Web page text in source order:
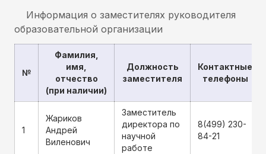
Информация о заместителях руководителя
образовательной организации
№
Фамилия,
имя,
отчество
(при наличии)
Должность
заместителя
Контактные
телефоны
1
Жариков
Андрей
Виленович
Заместитель
директора по
научной
работе
8(499) 230-
84-21